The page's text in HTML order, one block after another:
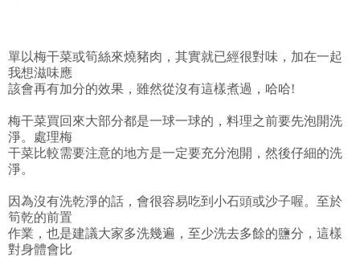
單以梅干菜或筍絲來燒豬肉，其實就已經很對味，加在一起
我想滋味應
該會再有加分的效果，雖然從沒有這樣煮過，哈哈!
梅干菜買回來大部分都是一球一球的，料理之前要先泡開洗
淨。處理梅
干菜比較需要注意的地方是一定要充分泡開，然後仔細的洗
淨。
因為沒有洗乾淨的話，會很容易吃到小石頭或沙子喔。至於
筍乾的前置
作業，也是建議大家多洗幾遍，至少洗去多餘的鹽分，這樣
對身體會比